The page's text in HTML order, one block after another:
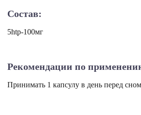
Состав:
5htp-100мг
Рекомендации по
Принимать 1 капсулу в день перед